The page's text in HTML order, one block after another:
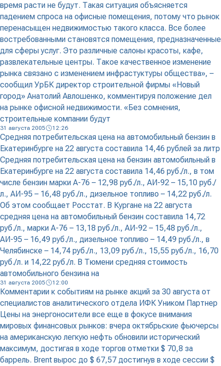
время расти не будут. Такая ситуация объясняется
падением спроса на офисные помещения, потому что рынок
перенасыщен недвижимостью такого класса. Все более
востребованными становятся помещения, предназначенные
для сферы услуг. Это различные салоны красоты, кафе,
развлекательные центры. Такое качественное изменение
рынка связано с изменением инфрастуктуры общества», –
сообщил УрБК директор строительной фирмы «Новый
город» Анатолий Авлошенко, комментируя положение дел
на рынке офисной недвижимости. «Без сомнения,
строительные компании будут
31 августа 2005 12:26
Средняя потребительская цена на автомобильный бензин в
Екатеринбурге на 22 августа составила 14,46 рублей за литр
Средняя потребительская цена на бензин автомобильный в
Екатеринбурге на 22 августа составила 14,46 руб./л., в том
числе бензин марки А-76 – 12,98 руб./л., АИ-92 – 15,10 руб./
л., АИ-95 – 16,48 руб./л., дизельное топливо – 14,22 руб./л.
Об этом сообщает Росстат. В Кургане на 22 августа
средняя цена на автомобильный бензин составила 14,72
руб./л., марки А-76 – 13,18 руб./л., АИ-92 – 15,48 руб./л.,
АИ-95 – 16,49 руб./л., дизельное топливо – 14,49 руб./л., в
Челябинске – 14,74 руб./л., 13,09 руб./л., 15,55 руб./л., 16,70
руб./л. и 14,22 руб./л. В Тюмени средняя стоимость
автомобильного бензина на
31 августа 2005 12:00
Комментарии к событиям на рынке акций за 30 августа от
специалистов аналитического отдела ИФК Уником Партнер
Цены на энергоносители все еще в фокусе внимания
мировых финансовых рынков: вчера октябрьские фьючерсы
на американскую легкую нефть обновили исторический
максимум, достигая в ходе торгов отметки $ 70,8 за
баррель. Brent вырос до $ 67,57 достигнув в ходе сессии $